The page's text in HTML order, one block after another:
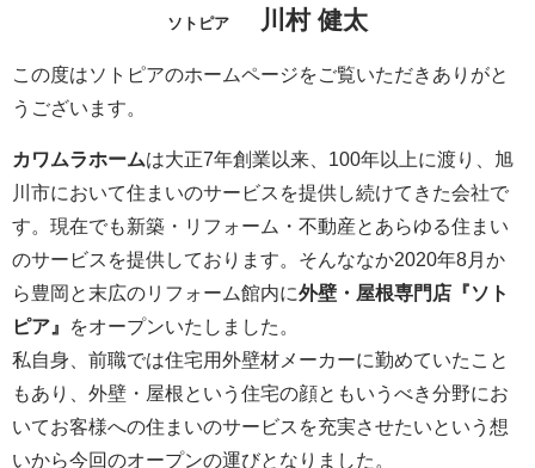
ソトピア 川村 健太
この度はソトピアのホームページをご覧いただきありがと
うございます。
カワムラホームは大正7年創業以来、100年以上に渡り、旭
川市において住まいのサービスを提供し続けてきた会社で
す。現在でも新築・リフォーム・不動産とあらゆる住まい
のサービスを提供しております。そんななか2020年8月か
ら豊岡と末広のリフォーム館内に外壁・屋根専門店『ソト
ピア』
をオープンいたしました。
私自身、前職では住宅用外壁材メーカーに勤めていたこと
もあり、外壁・屋根という住宅の顔ともいうべき分野にお
いてお客様への住まいのサービスを充実させたいという想
いから今回のオープンの運びとなりました。